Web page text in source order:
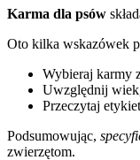
Karma dla psów
Oto kilka wskazówek
Wybieraj karmy
Uwzględnij
Przeczytaj
Podsumowując,
zwierzętom.